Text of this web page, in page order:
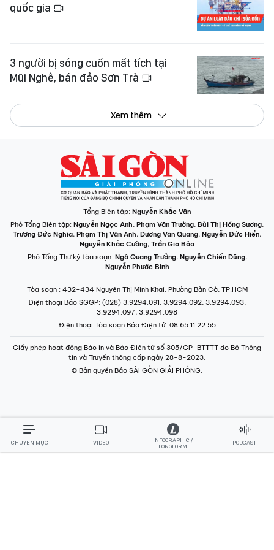
quốc gia
3 người bị sóng cuốn mất tích tại
Mũi Nghê, bán đảo Sơn Trà
Xem thêm
Tổng Biên tập: Nguyễn Khắc Văn
Phó Tổng Biên tập: Nguyễn Ngọc Anh, Phạm Văn Trường, Bùi Thị Hồng Sương,
Trương Đức Nghĩa, Phạm Thị Vân Anh, Dương Văn Quang, Nguyễn Đức Hiển,
Nguyễn Khắc Cường, Trần Gia Bảo
Phó Tổng Thư ký tòa soạn: Ngô Quang Trưởng, Nguyễn Chiến Dũng,
Nguyễn Phước Bình
Tòa soạn : 432-434 Nguyễn Thị Minh Khai, Phường Bàn Cờ, TP.HCM
Điện thoại Báo SGGP: (028) 3.9294.091, 3.9294.092, 3.9294.093,
3.9294.097, 3.9294.098
Điện thoại Tòa soạn Báo Điện tử: 08 65 11 22 55
Giấy phép hoạt động Báo in và Báo Điện tử số 305/GP-BTTTT do Bộ Thông
tin và Truyền thông cấp ngày 28-8-2023.
© Bản quyền Báo SÀI GÒN GIẢI PHÓNG.
CHUYÊN MỤC VIDEO
INFOGRAPHIC /
LONGFORM
PODCAST